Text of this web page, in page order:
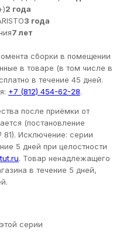
2 года
3 года
7 лет
сборки в помещении
в товаре (в том числе в
в течение 45 дней.
+7 (812) 454-62-28.
после приёмки от
(постановление
Исключение: серии
5 дней при целостности
. Товар ненадлежащего
в течение 5 дней,
серии